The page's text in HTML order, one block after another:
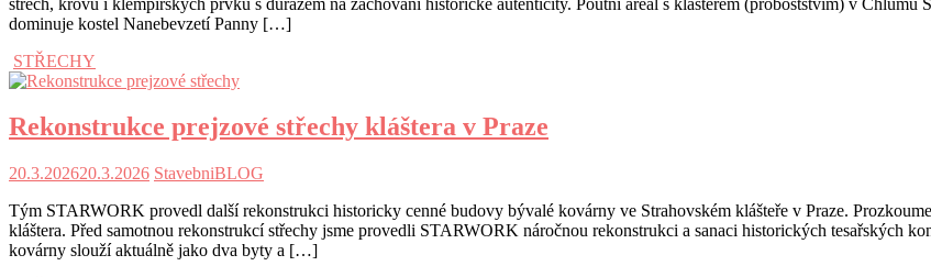
dominuje kostel Nanebevzetí Panny […]
STŘECHY
Rekonstrukce prejzové střechy kláštera v Praze
20.3.202620.3.2026 StavebniBLOG
Tým STARWORK provedl další rekonstrukci historicky cenné budovy bývalé kovárny ve Strahovském klášteře v Praze.
kláštera. Před samotnou rekonstrukcí střechy jsme provedli STARWORK náročnou rekonstrukci a sanaci historických tesařských
kovárny slouží aktuálně jako dva byty a […]